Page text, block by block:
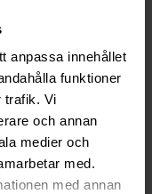
anpassa innehållet
funktioner
trafik. Vi
och annan
medier och
med.
med annan